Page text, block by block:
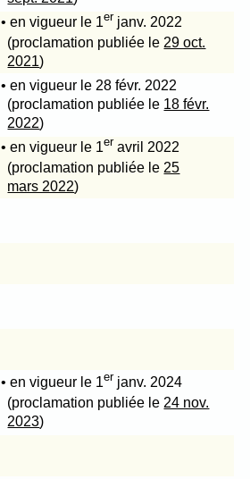
• en vigueur le 1er janv. 2022
(proclamation publiée le 29 oct.
2021)
• en vigueur le 28 févr. 2022
(proclamation publiée le 18 févr.
2022)
• en vigueur le 1er avril 2022
(proclamation publiée le 25
mars 2022)
• en vigueur le 1er janv. 2024
(proclamation publiée le 24 nov.
2023)